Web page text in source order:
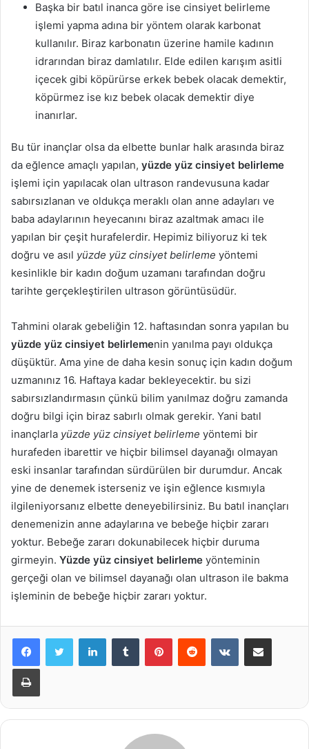
Başka bir batıl inanca göre ise cinsiyet belirleme
işlemi yapma adına bir yöntem olarak karbonat
kullanılır. Biraz karbonatın üzerine hamile kadının
idrarından biraz damlatılır. Elde edilen karışım asitli
içecek gibi köpürürse erkek bebek olacak demektir,
köpürmez ise kız bebek olacak demektir diye
inanırlar.
Bu tür inançlar olsa da elbette bunlar halk arasında biraz
da eğlence amaçlı yapılan, yüzde yüz cinsiyet belirleme
işlemi için yapılacak olan ultrason randevusuna kadar
sabırsızlanan ve oldukça meraklı olan anne adayları ve
baba adaylarının heyecanını biraz azaltmak amacı ile
yapılan bir çeşit hurafelerdir. Hepimiz biliyoruz ki tek
doğru ve asıl yüzde yüz cinsiyet belirleme yöntemi
kesinlikle bir kadın doğum uzamanı tarafından doğru
tarihte gerçekleştirilen ultrason görüntüsüdür.
Tahmini olarak gebeliğin 12. haftasından sonra yapılan bu
yüzde yüz cinsiyet belirlemenin yanılma payı oldukça
düşüktür. Ama yine de daha kesin sonuç için kadın doğum
uzmanınız 16. Haftaya kadar bekleyecektir. bu sizi
sabırsızlandırmasın çünkü bilim yanılmaz doğru zamanda
doğru bilgi için biraz sabırlı olmak gerekir. Yani batıl
inançlarla yüzde yüz cinsiyet belirleme yöntemi bir
hurafeden ibarettir ve hiçbir bilimsel dayanağı olmayan
eski insanlar tarafından sürdürülen bir durumdur. Ancak
yine de denemek isterseniz ve işin eğlence kısmıyla
ilgileniyorsanız elbette deneyebilirsiniz. Bu batıl inançları
denemenizin anne adaylarına ve bebeğe hiçbir zararı
yoktur. Bebeğe zararı dokunabilecek hiçbir duruma
girmeyin. Yüzde yüz cinsiyet belirleme yönteminin
gerçeği olan ve bilimsel dayanağı olan ultrason ile bakma
işleminin de bebeğe hiçbir zararı yoktur.
LinkedInTumblr PinterestReddit VKontakteE-Posta ile paylaş
Yazdır